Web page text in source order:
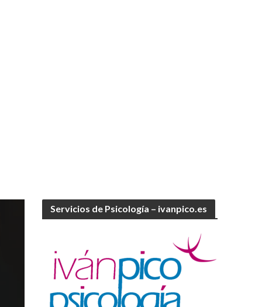
Servicios de Psicología – ivanpico.es